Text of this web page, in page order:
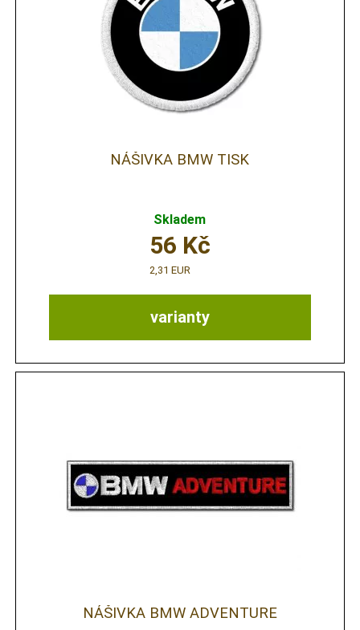
NÁŠIVKA BMW TISK
Skladem
varianty
56 Kč
2,31 EUR
NÁŠIVKA BMW ADVENTURE